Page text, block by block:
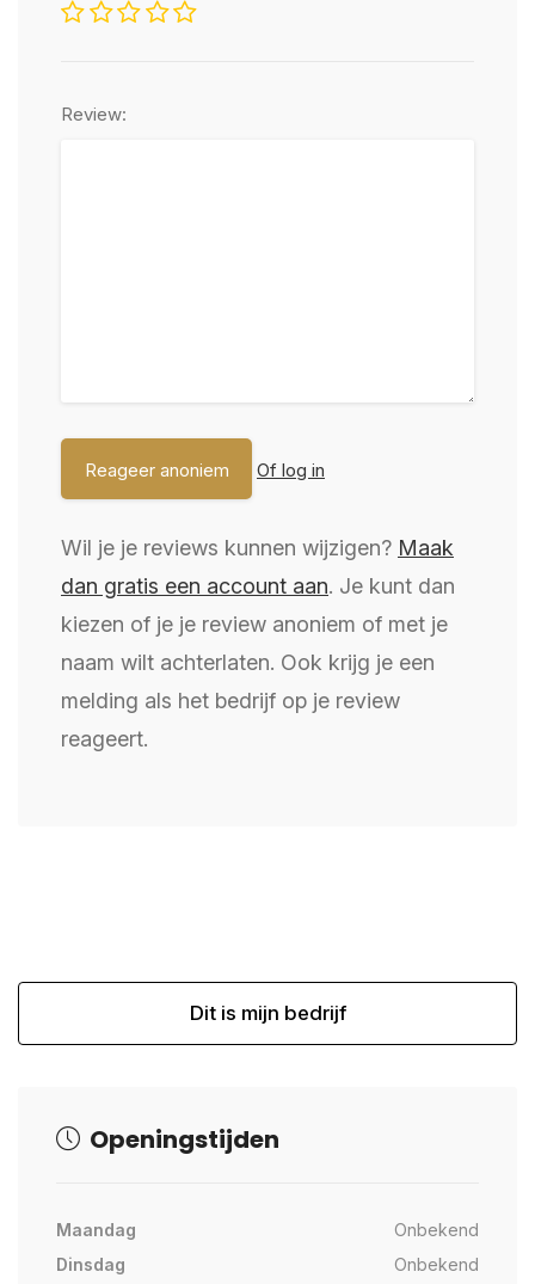
Review:
Of log in
Wil je je reviews kunnen wijzigen? Maak
dan gratis een account aan. Je kunt dan
kiezen of je je review anoniem of met je
naam wilt achterlaten. Ook krijg je een
melding als het bedrijf op je review
reageert.
Dit is mijn bedrijf
Openingstijden
Maandag
Onbekend
Dinsdag
Onbekend